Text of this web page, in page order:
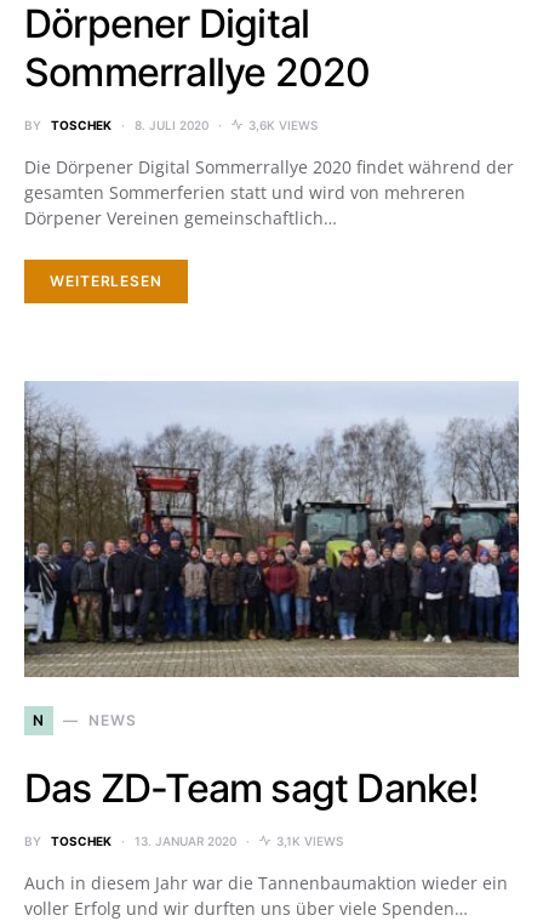
Dörpener Digital
Sommerrallye 2020
BY TOSCHEK 8. JULI 2020 3,6K VIEWS
Die Dörpener Digital Sommerrallye 2020 findet während der
gesamten Sommerferien statt und wird von mehreren
Dörpener Vereinen gemeinschaftlich…
WEITERLESEN
N NEWS
Das ZD-Team sagt Danke!
BY TOSCHEK 13. JANUAR 2020 3,1K VIEWS
Auch in diesem Jahr war die Tannenbaumaktion wieder ein
voller Erfolg und wir durften uns über viele Spenden…